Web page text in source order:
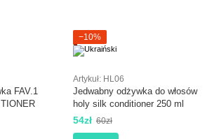
FAV.1
−10%
Artykuł: HL06
Jedwabny odżywka do włosów
holy silk conditioner 250 ml
54zł 60zł